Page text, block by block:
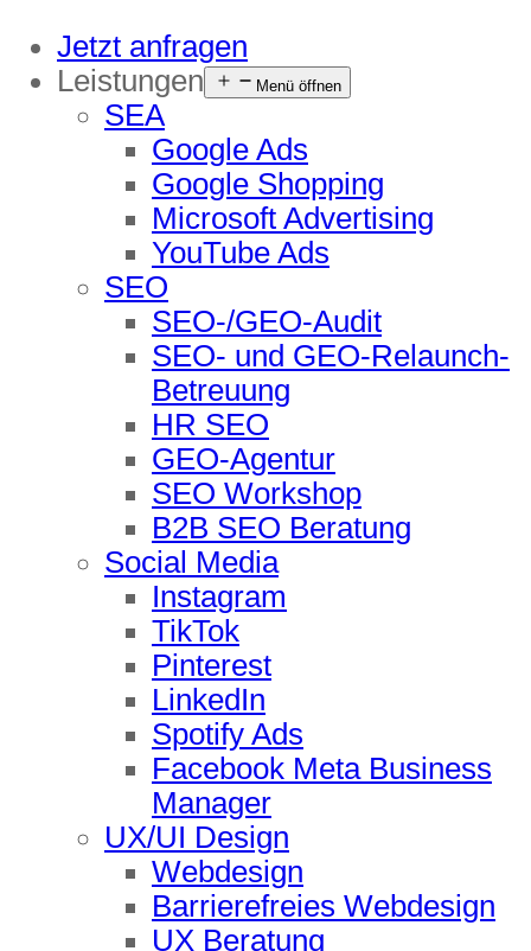
Jetzt anfragen
Leistungen
Menü öffnen
SEA
Google Ads
Google Shopping
Microsoft Advertising
YouTube Ads
SEO
SEO-/GEO-Audit
SEO- und GEO-Relaunch-
Betreuung
HR SEO
GEO-Agentur
SEO Workshop
B2B SEO Beratung
Social Media
Instagram
TikTok
Pinterest
LinkedIn
Spotify Ads
Facebook Meta Business
Manager
UX/UI Design
Webdesign
Barrierefreies Webdesign
UX Beratung